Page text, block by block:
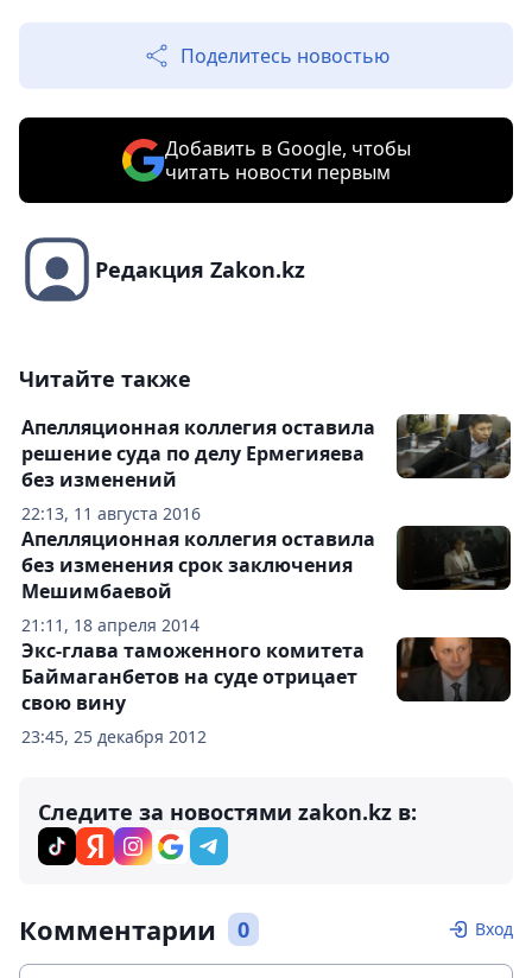
Поделитесь новостью
Добавить в Google, чтобы
читать новости первым
Редакция Zakon.kz
Читайте также
22:13, 11 августа 2016
Апелляционная коллегия оставила
решение суда по делу Ермегияева
без изменений
21:11, 18 апреля 2014
Апелляционная коллегия оставила
без изменения срок заключения
Мешимбаевой
23:45, 25 декабря 2012
Экс-глава таможенного комитета
Баймаганбетов на суде отрицает
свою вину
Следите за новостями zakon.kz в:
Комментарии 0 Вход